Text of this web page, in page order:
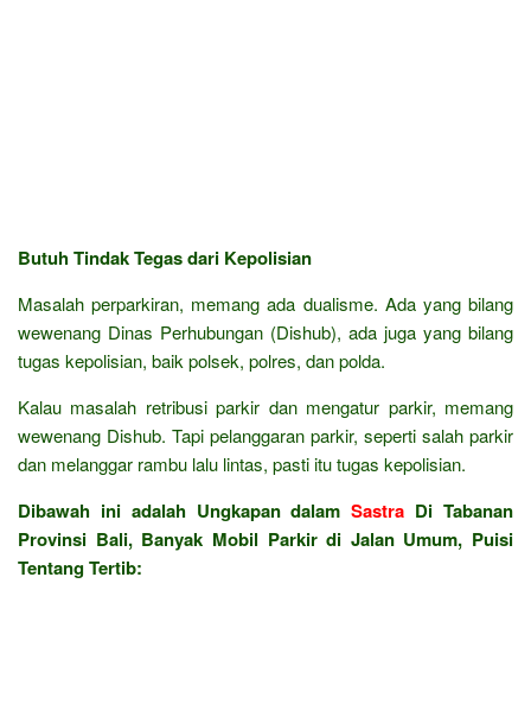
Butuh Tindak Tegas dari Kepolisian
Masalah perparkiran, memang ada dualisme. Ada yang bilang
wewenang Dinas Perhubungan (Dishub), ada juga yang bilang
tugas kepolisian, baik polsek, polres, dan polda.
Kalau masalah retribusi parkir dan mengatur parkir, memang
wewenang Dishub. Tapi pelanggaran parkir, seperti salah parkir
dan melanggar rambu lalu lintas, pasti itu tugas kepolisian.
Dibawah ini adalah Ungkapan dalamSastra Di Tabanan
Provinsi Bali, Banyak Mobil Parkir di Jalan Umum, Puisi
Tentang Tertib: